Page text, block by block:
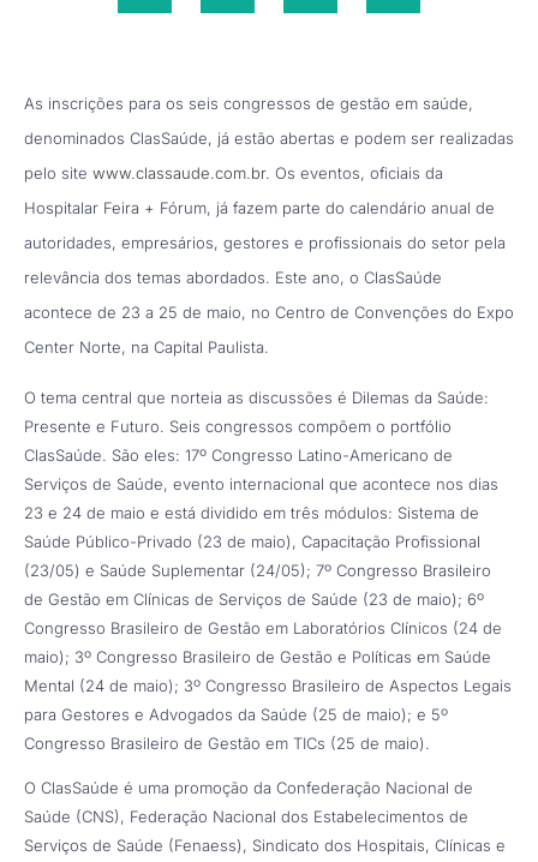
As inscrições para os seis congressos de gestão em saúde,
denominados ClasSaúde, já estão abertas e podem ser realizadas
pelo site www.classaude.com.br. Os eventos, oficiais da
Hospitalar Feira + Fórum, já fazem parte do calendário anual de
autoridades, empresários, gestores e profissionais do setor pela
relevância dos temas abordados. Este ano, o ClasSaúde
acontece de 23 a 25 de maio, no Centro de Convenções do Expo
Center Norte, na Capital Paulista.
O tema central que norteia as discussões é Dilemas da Saúde:
Presente e Futuro. Seis congressos compõem o portfólio
ClasSaúde. São eles: 17º Congresso Latino-Americano de
Serviços de Saúde, evento internacional que acontece nos dias
23 e 24 de maio e está dividido em três módulos: Sistema de
Saúde Público-Privado (23 de maio), Capacitação Profissional
(23/05) e Saúde Suplementar (24/05); 7º Congresso Brasileiro
de Gestão em Clínicas de Serviços de Saúde (23 de maio); 6º
Congresso Brasileiro de Gestão em Laboratórios Clínicos (24 de
maio); 3º Congresso Brasileiro de Gestão e Políticas em Saúde
Mental (24 de maio); 3º Congresso Brasileiro de Aspectos Legais
para Gestores e Advogados da Saúde (25 de maio); e 5º
Congresso Brasileiro de Gestão em TICs (25 de maio).
O ClasSaúde é uma promoção da Confederação Nacional de
Saúde (CNS), Federação Nacional dos Estabelecimentos de
Serviços de Saúde (Fenaess), Sindicato dos Hospitais, Clínicas e